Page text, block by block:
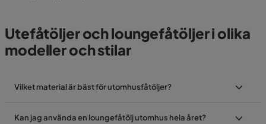
Utefåtöljer och loungefåtöljer i olika
modeller och stilar
Vilket material är bäst för utomhusfåtöljer?
Kan jag använda en loungefåtölj utomhus hela året?